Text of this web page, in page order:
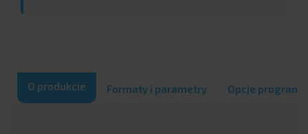
O produkcie Formaty i parametry Opcje